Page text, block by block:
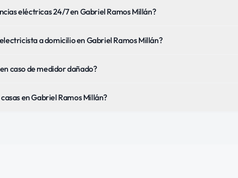
eléctricas 24/7 en Gabriel Ramos Millán?
a domicilio en Gabriel Ramos Millán?
caso de medidor dañado?
en Gabriel Ramos Millán?